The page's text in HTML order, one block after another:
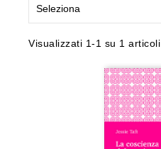
Seleziona
Visualizzati 1-1 su 1 articoli